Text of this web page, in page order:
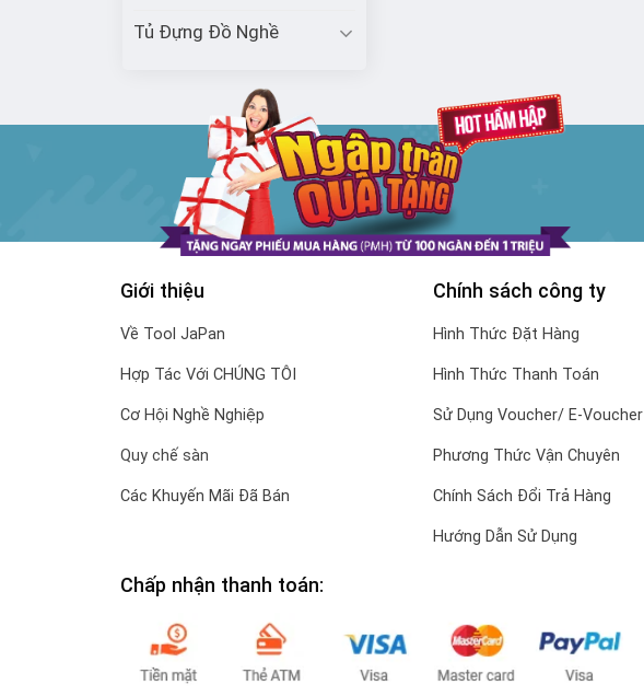
Tủ Đựng Đồ Nghề
Giới thiệu
Về Tool JaPan
Hợp Tác Với CHÚNG TÔI
Cơ Hội Nghề Nghiệp
Quy chế sàn
Các Khuyến Mãi Đã Bán
Chính sách công ty
Hình Thức Đặt Hàng
Hình Thức Thanh Toán
Sử Dụng Voucher/ E-Voucher
Phương Thức Vận Chuyên
Chính Sách Đổi Trả Hàng
Hướng Dẫn Sử Dụng
Chấp nhận thanh toán: